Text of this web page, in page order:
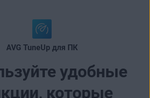
AVG TuneUp для ПК
удобные
которые